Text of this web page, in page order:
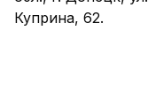
Куприна, 62.